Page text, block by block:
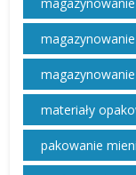
materiały
pakowanie